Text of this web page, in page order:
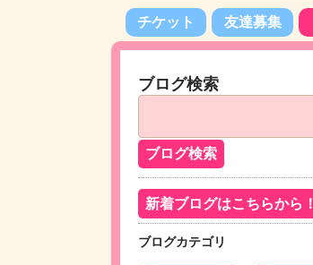
チケット 友達募集
ブログ検索
新着ブログはこちらから！
ブログカテゴリ